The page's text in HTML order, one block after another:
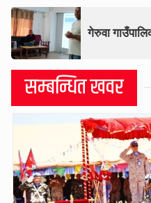
गेरुवा
सम्बन्धित खवर